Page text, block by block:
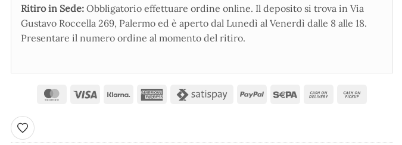
Ritiro in Sede: Obbligatorio effettuare ordine online. Il deposito si trova in Via
Gustavo Roccella 269, Palermo ed è aperto dal Lunedì al Venerdì dalle 8 alle 18.
Presentare il numero ordine al momento del ritiro.
Aggiungi ai preferiti